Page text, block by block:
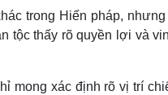
trong Hiến pháp,
tộc thấy rõ quyền lợi và
mong xác định rõ vị trí